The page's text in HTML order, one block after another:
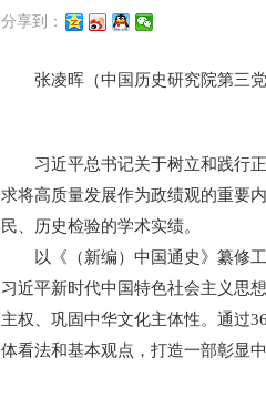
分享到：
张凌晖（中国历史研究院第三党
习近平总书记关于树立和践行正
求将高质量发展作为政绩观的重要
民、历史检验的学术实绩。
以《（新编）中国通史》纂修工
习近平新时代中国特色社会主义思
主权、巩固中华文化主体性。通过
体看法和基本观点，打造一部彰显